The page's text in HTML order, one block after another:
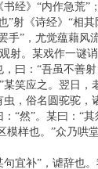
经》“内作急荒”
”射《诗经》“相
手”，尤觉蕴藉风
射。某戏作一谜
曰：“吾虽不善
某笑应之。翌日
，俗名圆驼驼，
“然”。某曰：“
模样也。”众乃
宜补”，谑辞也